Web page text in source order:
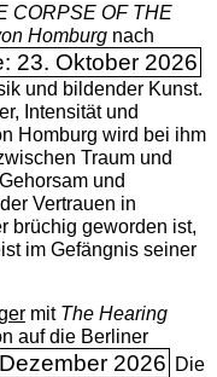
CORPSE OF THE
Homburgnach
23. Oktober 2026
und bildender Kunst.
Intensität und
Homburg wird bei ihm
Traum und
und
Vertrauen in
brüchig geworden ist,
im Gefängnis seiner
mit The ­Hearing
auf die Berliner
2026 Die